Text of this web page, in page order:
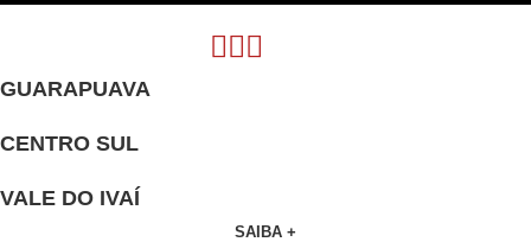
GUARAPUAVA
CENTRO SUL
VALE DO IVAÍ
SAIBA +